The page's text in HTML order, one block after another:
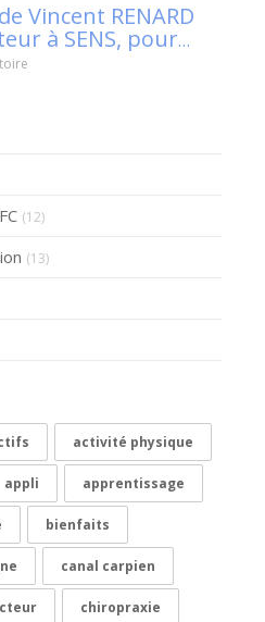
à SENS, pour
(12)
(13)
activité physique
appli apprentissage
bienfaits
canal carpien
chiropraxie